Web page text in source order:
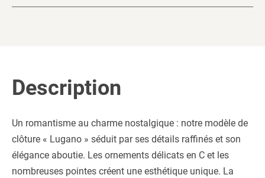
Description
Un romantisme au charme nostalgique : notre modèle de
clôture « Lugano » séduit par ses détails raffinés et son
élégance aboutie. Les ornements délicats en C et les
nombreuses pointes créent une esthétique unique. La